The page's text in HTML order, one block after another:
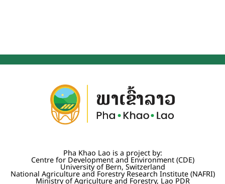
Pha Khao Lao is a project by:
Centre for Development and Environment (CDE)
University of Bern, Switzerland
National Agriculture and Forestry Research Institute (NAFRI)
Ministry of Agriculture and Forestry, Lao PDR